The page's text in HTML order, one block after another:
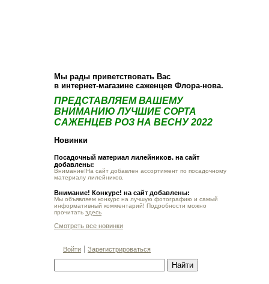
Мы рады приветствовать Вас
в интернет-магазине саженцев Флора-нова.
ПРЕДСТАВЛЯЕМ ВАШЕМУ
ВНИМАНИЮ ЛУЧШИЕ СОРТА
САЖЕНЦЕВ РОЗ НА ВЕСНУ 2022
Новинки
Посадочный материал лилейников. на сайт
добавлены:
Внимание!На сайт добавлен ассортимент по посадочному
материалу лилейников.
Внимание! Конкурс! на сайт добавлены:
Мы объявляем конкурс на лучшую фотографию и самый
информативный комментарий! Подробности можно
прочитать здесь
Смотреть все новинки
Войти Зарегистрироваться